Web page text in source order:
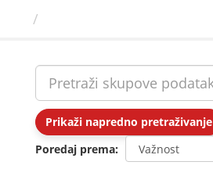
Prikaži napredno pretraživanje
Poredaj prema